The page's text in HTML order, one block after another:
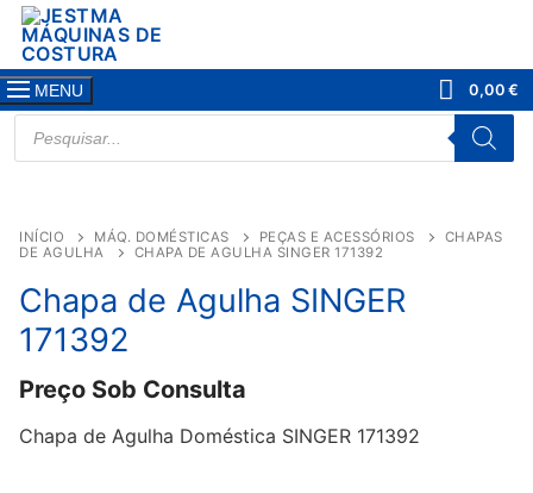
Saltar
para
conteúdo
MENU 0,00€
PRODUCTS
SEARCH
INÍCIO MÁQ. DOMÉSTICAS PEÇAS E ACESSÓRIOS
CHAPAS
DE AGULHA
CHAPA DE AGULHA SINGER 171392
Chapa de Agulha SINGER
171392
Preço Sob Consulta
Chapa de Agulha Doméstica SINGER 171392